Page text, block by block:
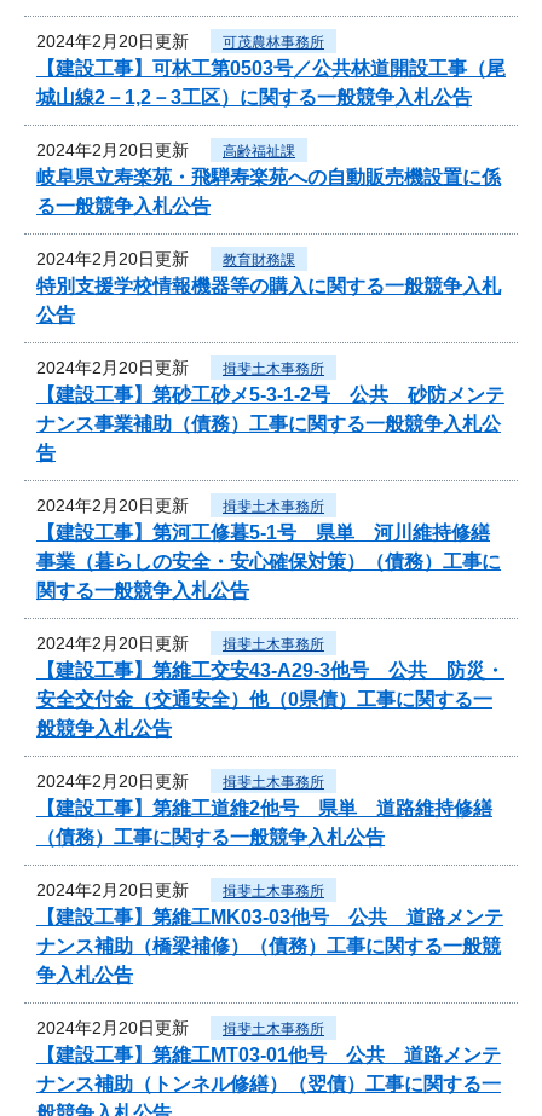
2024年2月20日更新 可茂農林事務所
【建設工事】可林工第0503号／公共林道開設工事（尾
城山線2－1,2－3工区）に関する一般競争入札公告
2024年2月20日更新 高齢福祉課
岐阜県立寿楽苑・飛騨寿楽苑への自動販売機設置に係
る一般競争入札公告
2024年2月20日更新 教育財務課
特別支援学校情報機器等の購入に関する一般競争入札
公告
2024年2月20日更新 揖斐土木事務所
【建設工事】第砂工砂メ5-3-1-2号 公共 砂防メンテ
ナンス事業補助（債務）工事に関する一般競争入札公
告
2024年2月20日更新 揖斐土木事務所
【建設工事】第河工修暮5-1号 県単 河川維持修繕
事業（暮らしの安全・安心確保対策）（債務）工事に
関する一般競争入札公告
2024年2月20日更新 揖斐土木事務所
【建設工事】第維工交安43-A29-3他号 公共 防災・
安全交付金（交通安全）他（0県債）工事に関する一
般競争入札公告
2024年2月20日更新 揖斐土木事務所
【建設工事】第維工道維2他号 県単 道路維持修繕
（債務）工事に関する一般競争入札公告
2024年2月20日更新 揖斐土木事務所
【建設工事】第維工MK03-03他号 公共 道路メンテ
ナンス補助（橋梁補修）（債務）工事に関する一般競
争入札公告
2024年2月20日更新 揖斐土木事務所
【建設工事】第維工MT03-01他号 公共 道路メンテ
ナンス補助（トンネル修繕）（翌債）工事に関する一